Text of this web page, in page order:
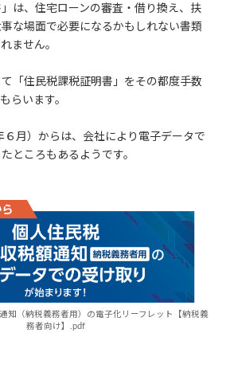
」は、住宅ローンの審査・借り換え、扶
な場面で必要になるかもしれない書類
ません。
「住民税課税証明書」をその都度手数
らいます。
６月）からは、会社により電子データで
ところもあるようです。
知（納税義務者用）の電子化リーフレット【納税義
務者向け】.pdf